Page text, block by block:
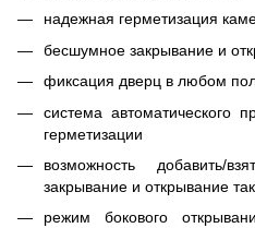
надежная герметизация
бесшумное закрывание и
фиксация дверц в любом
система автоматического
герметизации
возможность добавить/
закрывание и открывание
режим бокового